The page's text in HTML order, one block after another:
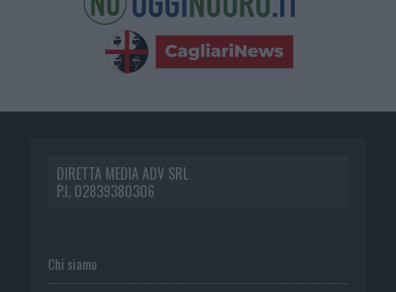
DIRETTA MEDIA ADV SRL
P.I. 02839380306
Chi siamo